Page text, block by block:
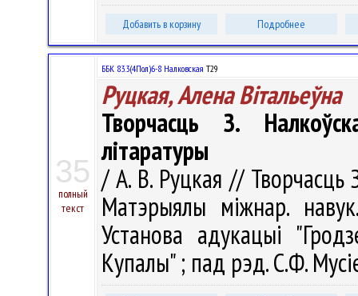
Добавить в корзину Подробнее
35
полный
текст
ББК 83.3(4Пол)6-8 Налковская Т29
Руцкая, Алена Вiтальеўна
Творчасць З.
літаратуры
/ А. В. Руцкая // Творчасць
Матэрыялы міжнар.
Установа адукацыі
Купалы" ; пад рэд. С.Ф.